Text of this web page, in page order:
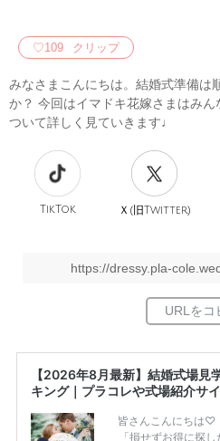
♡109 クリップ
みなさまこんにちは。結婚式準備は
か？ 今回はイマドキ花嫁さまはみ
ついて詳しく見ていきます♩
TikTok Ｘ(旧Twitter)
https://dressy.pla-
【2026年8月最新】結婚式場見
キング｜プラコレや式場紹介サ
皆さんこんにちは♡
「損せずお得に探